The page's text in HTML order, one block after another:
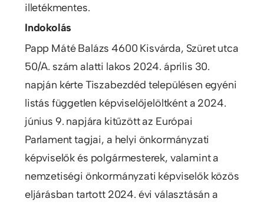
illetékmentes.
Indokolás
Papp Máté Balázs 4600 Kisvárda, Szüret utca
50/A. szám alatti lakos 2024. április 30.
napján kérte Tiszabezdéd településen egyéni
listás független képviselőjelöltként a 2024.
június 9. napjára kitűzött az Európai
Parlament tagjai, a helyi önkormányzati
képviselők és polgármesterek, valamint a
nemzetiségi önkormányzati képviselők közös
eljárásban tartott 2024. évi választásán a